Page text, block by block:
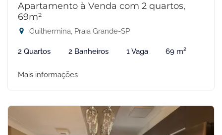
Apartamento à Venda com 2 quartos,
69m²
Guilhermina, Praia Grande-SP
2 Quartos 2 Banheiros 1 Vaga 69 m²
Mais informações